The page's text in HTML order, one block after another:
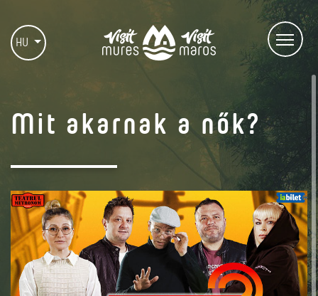
HU
Mit akarnak a nők?